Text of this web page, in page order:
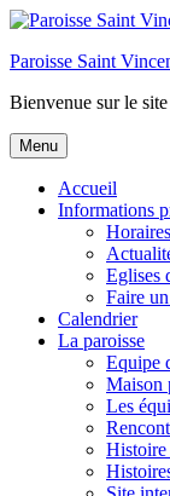
Aller
contenu
Paroisse Saint
Bienvenue sur le
Menu
Accueil
Informations
Horaires
Eglises
Faire
Calendrier
La paroisse
Equipe
Maison
Les
Histoire